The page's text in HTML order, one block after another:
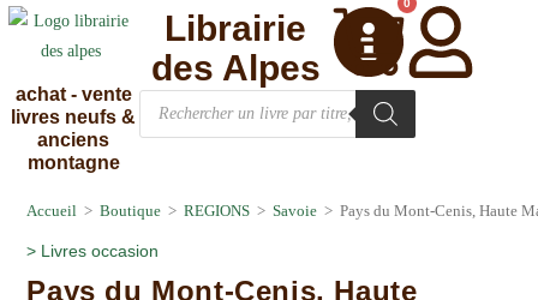
achat - vente
livres neufs &
anciens
montagne
0
Librairie
des Alpes
Accueil > Boutique > REGIONS > Savoie > Pays du Mont-Cenis, Haute
> Livres occasion
Pays du Mont-Cenis, Haute